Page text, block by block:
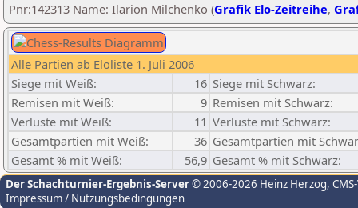
Pnr:142313 Name: Ilarion Milchenko (Grafik Elo-Zeitreihe,
Alle Partien ab Eloliste 1. Juli 2006
Siege mit Weiß:
16 Siege mit Schwarz:
Remisen mit Weiß:
9 Remisen mit Schwarz:
Verluste mit Weiß:
11 Verluste mit Schwarz:
Gesamtpartien mit Weiß:
36 Gesamtpartien mit
Gesamt % mit Weiß:
56,9 Gesamt % mit Schwarz:
Der Schachturnier-Ergebnis-Server© 2006-2026 Heinz Herzog,
Impressum / Nutzungsbedingungen